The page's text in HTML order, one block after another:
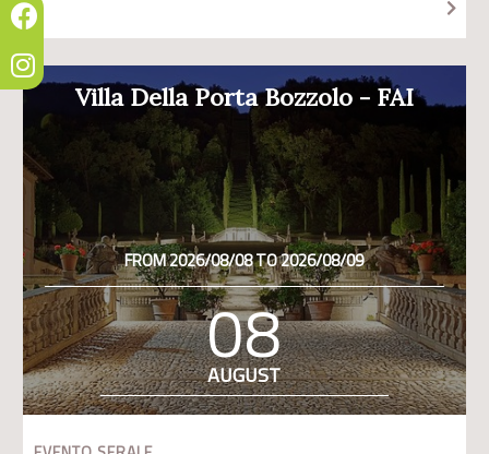
Villa Della Porta Bozzolo - FAI
FROM 2026/08/08 TO 2026/08/09
08
AUGUST